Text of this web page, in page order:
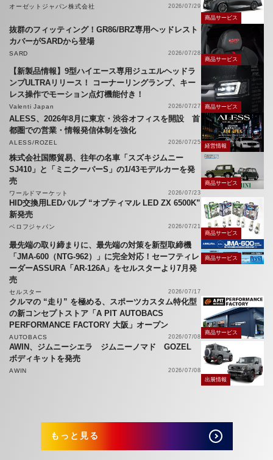
オーゼットジャパン株式会社
2026/07/29
商品サービス
抜群のフィッティング！GR86/BRZ専用ヘッドレスト
カバーがSARDから登場
SARD
2026/07/28
商品サービス
【新製品情報】9型ハイエース専用ジュエルヘッドラ
ンプULTRAリリース！ コーナーリングランプ、キー
レス操作でモーション点灯機能付き！
Valenti Japan 2026/07/27 商品サービス
ALESS、2026年8月に東京・渋谷オフィスを開設 首
都圏での営業・情報発信体制を強化
ALESS/ROZEL 2026/07/25
経営情報
株式会社国際貿易、往年の名車「スズキジムニー
SJ410」と「ミニクーパーS」の1/43モデルカーを発
売
ワールドマーケット 2026/07/23
商品サービス
HID交換用LEDバルブ “オプティマル LED ZX 6500K”
新発売
ベロフジャパン
2026/07/21
商品サービス
最先端の取り締まりに、最先端の対策を新型取締機
「JMA-600（NTG-962）」に完全対応！セーフティレ
ーダーASSURA「AR-126A」をセルスターより7月発
売
セルスター 2026/07/17
商品サービス
クルマの “走り” を極める、スポーツカスタム特化型
の新コンセプトストア「A PIT AUTOBACS
PERFORMANCE FACTORY 大阪」オープン
AUTOBACS 2026/07/08
商品サービス
AWIN、ジムニーシエラ ジムニーノマド GOZEL
ボディキットを発売
AWIN
2026/07/08
出展情報
もっと見る